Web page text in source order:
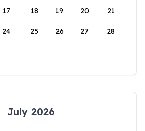
17 18 19 20 21
24 25 26 27 28
July 2026